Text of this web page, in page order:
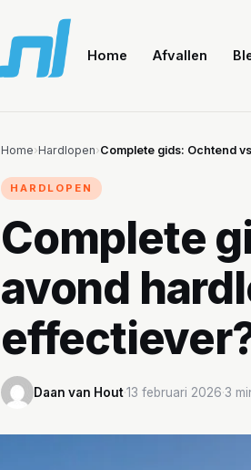
Home Afvallen
Home›Hardlopen›Complete gids: Ochtend
HARDLOPEN
Complete
avond
Daan van Hout·13 februari 2026·3